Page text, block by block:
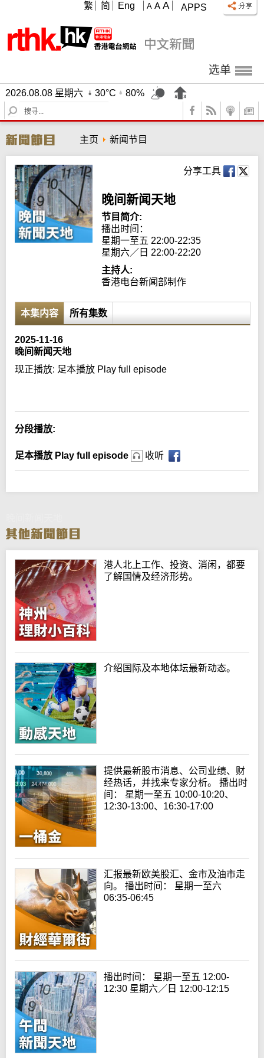
APPS
A A A
繁 简 Eng
选单
2026.08.08 星期六 30°C
80%
S
e
r
c
h
主页 新闻节目
分享工具
晚间新闻天地
节目简介:
播出时间：
星期一至五 22:00-22:35
星期六／日 22:00-22:20
主持人:
香港电台新闻部制作
本集内容 所有集数
2025-11-16
晚间新闻天地
现正播放: 足本播放 Play full episode
分段播放:
足本播放 Play full episode 收听
港人北上工作、投资、消闲，都要
了解国情及经济形势。
介绍国际及本地体坛最新动态。
提供最新股市消息、公司业绩、财
经热话，并找来专家分析。 播出时
间： 星期一至五 10:00-10:20、
12:30-13:00、16:30-17:00
汇报最新欧美股汇、金市及油市走
向。 播出时间： 星期一至六
06:35-06:45
播出时间： 星期一至五 12:00-
12:30 星期六／日 12:00-12:15